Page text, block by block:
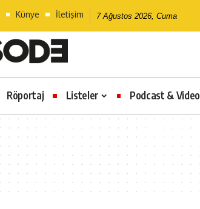
Künye İletişim 7 Ağustos 2026, Cuma
Röportaj Listeler Podcast & Video